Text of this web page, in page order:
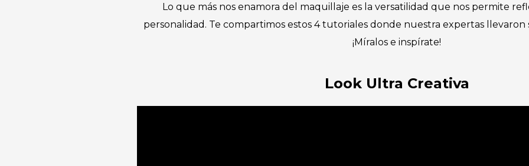
Lo que más nos enamora del maquillaje es la versatilidad que nos permite
personalidad. Te compartimos estos 4 tutoriales donde nuestra expertas llevaron
¡Míralos e inspírate!
Look Ultra Creativa